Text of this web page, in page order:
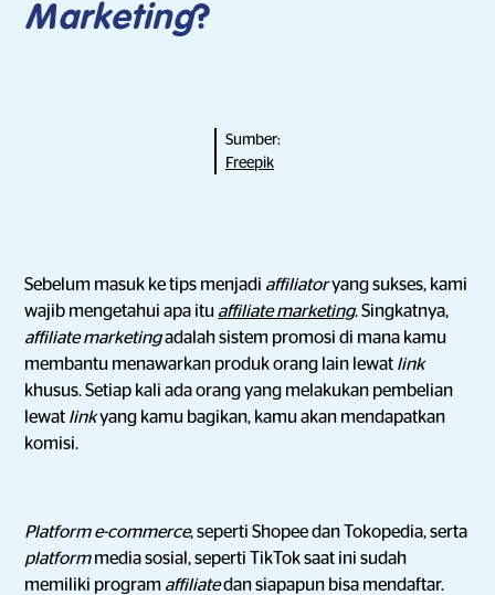
Marketing?
Sumber:
Freepik
Sebelum masuk ke tips menjadi affiliatoryang sukses, kami
wajib mengetahui apa itu affiliate marketing. Singkatnya,
affiliate marketingadalah sistem promosi di mana kamu
membantu menawarkan produk orang lain lewat link
khusus. Setiap kali ada orang yang melakukan pembelian
lewat linkyang kamu bagikan, kamu akan mendapatkan
komisi.
Platform e-commerce, seperti Shopee dan Tokopedia, serta
platformmedia sosial, seperti TikTok saat ini sudah
memiliki program affiliatedan siapapun bisa mendaftar.